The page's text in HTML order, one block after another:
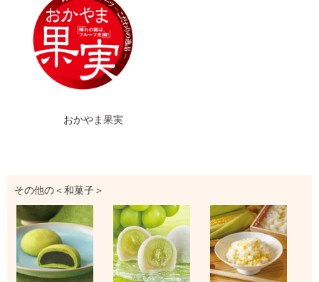
おかやま果実
その他の＜和菓子＞